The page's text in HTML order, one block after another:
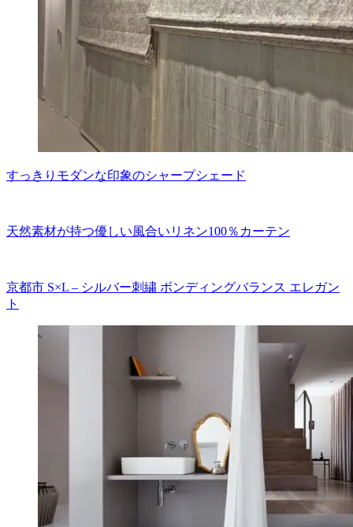
すっきりモダンな印象のシャープシェード
天然素材が持つ優しい風合いリネン100％カーテン
京都市 S×L – シルバー刺繍 ボンディングバランス エレガン
ト